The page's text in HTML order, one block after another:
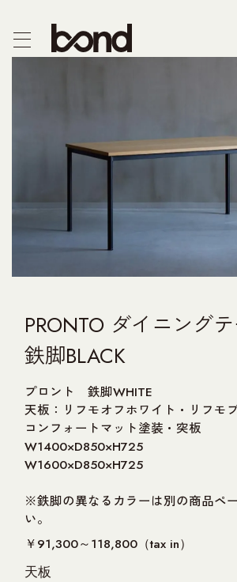
PRONTO ダイニング
鉄脚BLACK
プロント 鉄脚WHITE
天板：リフモオフホワイト・リフモ
コンフォートマット塗装・突板
W1400×D850×H725
W1600×D850×H725
※鉄脚の異なるカラーは別の商品ペ
い。
￥91,300～118,800（tax in）
天板